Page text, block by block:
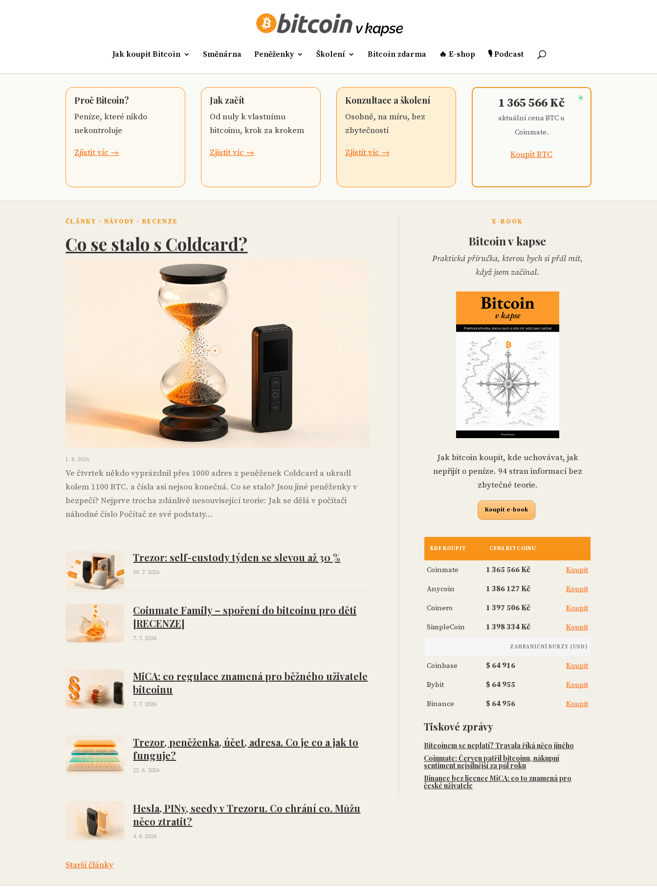
Jak koupit Bitcoin Směnárna Peněženky Školení Bitcoin zdarma 🔥 E-shop 🎙️ Podcast
Proč Bitcoin?
Peníze, které nikdo
nekontroluje
Zjistit víc →
Jak začít
Od nuly k vlastnímu
bitcoinu, krok za krokem
Zjistit víc →
Konzultace a školení
Osobně, na míru, bez
zbytečností
Zjistit víc →
1 365 566 Kč
aktuální cena BTC u
Coinmate.
Koupit BTC
ČLÁNKY · NÁVODY · RECENZE
Co se stalo s Coldcard?
1. 8. 2026
Ve čtvrtek někdo vyprázdnil přes 1000 adres z peněženek Coldcard a ukradl
kolem 1100 BTC. a čísla asi nejsou konečná. Co se stalo? Jsou jiné peněženky v
bezpečí? Nejprve trocha zdánlivě nesouvisející teorie: Jak se dělá v počítači
náhodné číslo Počítač ze své podstaty...
Trezor: self-custody týden se slevou až 30 %
30. 7. 2026
Coinmate Family – spoření do bitcoinu pro děti
[RECENZE]
7. 7. 2026
MiCA: co regulace znamená pro běžného uživatele
bitcoinu
7. 7. 2026
Trezor, peněženka, účet, adresa. Co je co a jak to
funguje?
22. 6. 2026
Hesla, PINy, seedy v Trezoru. Co chrání co. Můžu
něco ztratit?
4. 6. 2026
Starší články
E-BOOK
Bitcoin v kapse
Praktická příručka, kterou bych si přál mít,
když jsem začínal.
Jak bitcoin koupit, kde uchovávat, jak
nepřijít o peníze. 94 stran informací bez
zbytečné teorie.
Koupit e-book
KDE KOUPIT CENA BITCOINU
Coinmate 1 365 566 Kč Koupit
Anycoin 1 386 127 Kč Koupit
Coinero 1 397 506 Kč Koupit
SimpleCoin 1 398 334 Kč Koupit
ZAHRANIČNÍ BURZY (USD)
Coinbase $ 64 916 Koupit
Bybit $ 64 955 Koupit
Binance $ 64 956 Koupit
Tiskové zprávy
Bitcoinem se neplatí? Travala říká něco jiného
Coinmate: Červen patřil bitcoinu, nákupní
sentiment nejsilnější za půl roku
Binance bez licence MiCA: co to znamená pro
české uživatele